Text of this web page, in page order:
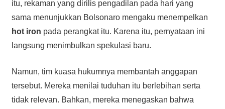
itu, rekaman yang dirilis pengadilan pada hari yang
sama menunjukkan Bolsonaro mengaku menempelkan
hot iron pada perangkat itu. Karena itu, pernyataan ini
langsung menimbulkan spekulasi baru.
Namun, tim kuasa hukumnya membantah anggapan
tersebut. Mereka menilai tuduhan itu berlebihan serta
tidak relevan. Bahkan, mereka menegaskan bahwa